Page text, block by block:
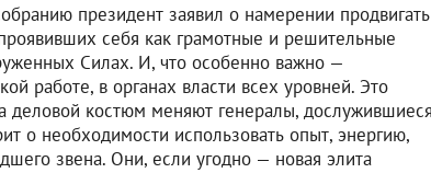
президент заявил о намерении продвигать
себя как грамотные и решительные
Силах. И, что особенно важно —
работе, в органах власти всех уровней. Это
костюм меняют генералы, дослужившиеся
о необходимости использовать опыт, энергию,
звена. Они, если угодно — новая элита